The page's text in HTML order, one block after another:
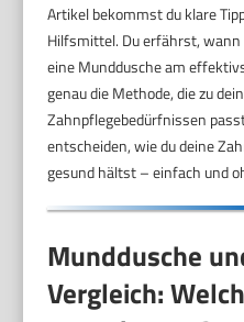
Artikel bekommst du klare
Hilfsmittel. Du erfährst, wann
eine Munddusche am
genau die Methode, die zu
Zahnpflegebedürfnissen
entscheiden, wie du deine
gesund hältst – einfach und
Munddusche
Vergleich: